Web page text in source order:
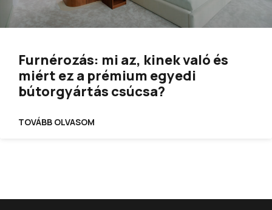
Furnérozás: mi az, kinek való és
miért ez a prémium egyedi
bútorgyártás csúcsa?
TOVÁBB OLVASOM